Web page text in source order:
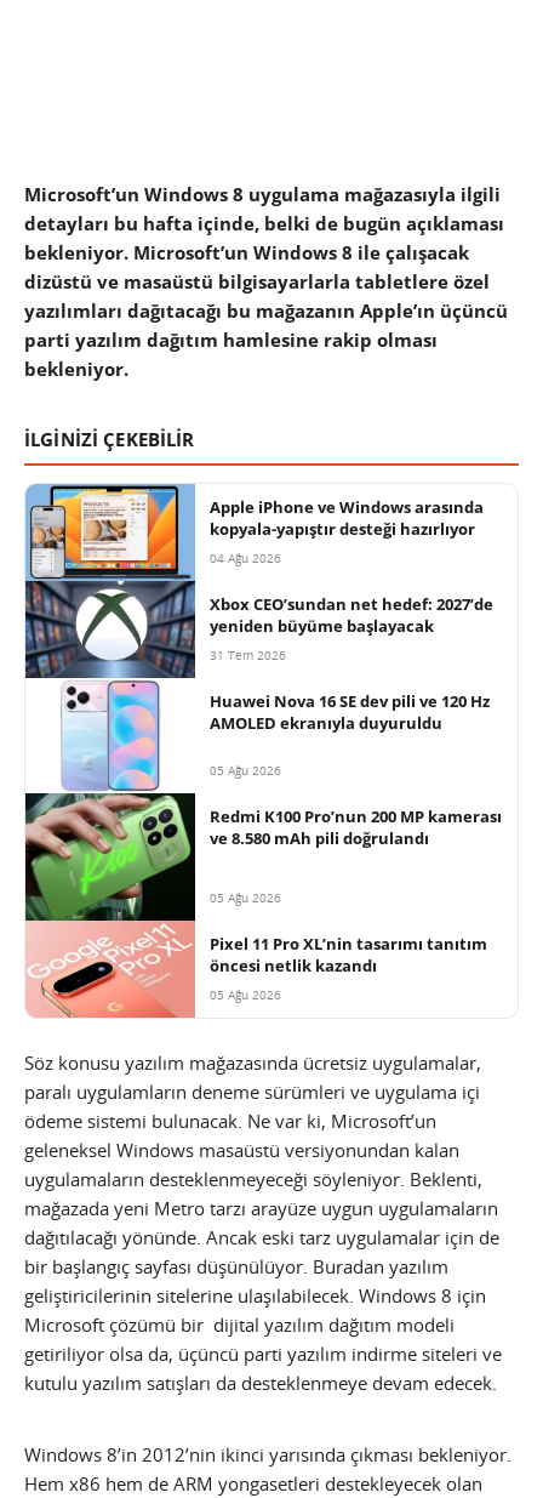
Microsoft’un Windows 8 uygulama mağazasıyla ilgili
detayları bu hafta içinde, belki de bugün açıklaması
bekleniyor. Microsoft’un Windows 8 ile çalışacak
dizüstü ve masaüstü bilgisayarlarla tabletlere özel
yazılımları dağıtacağı bu mağazanın Apple’ın üçüncü
parti yazılım dağıtım hamlesine rakip olması
bekleniyor.
İLGİNİZİ ÇEKEBİLİR
Apple iPhone ve Windows arasında
kopyala-yapıştır desteği hazırlıyor
04 Ağu 2026
Xbox CEO’sundan net hedef: 2027’de
yeniden büyüme başlayacak
31 Tem 2026
Huawei Nova 16 SE dev pili ve 120 Hz
AMOLED ekranıyla duyuruldu
05 Ağu 2026
Redmi K100 Pro’nun 200 MP kamerası
ve 8.580 mAh pili doğrulandı
05 Ağu 2026
Pixel 11 Pro XL’nin tasarımı tanıtım
öncesi netlik kazandı
05 Ağu 2026
Söz konusu yazılım mağazasında ücretsiz uygulamalar,
paralı uygulamların deneme sürümleri ve uygulama içi
ödeme sistemi bulunacak. Ne var ki, Microsoft’un
geleneksel Windows masaüstü versiyonundan kalan
uygulamaların desteklenmeyeceği söyleniyor. Beklenti,
mağazada yeni Metro tarzı arayüze uygun uygulamaların
dağıtılacağı yönünde. Ancak eski tarz uygulamalar için de
bir başlangıç sayfası düşünülüyor. Buradan yazılım
geliştiricilerinin sitelerine ulaşılabilecek. Windows 8 için
Microsoft çözümü bir dijital yazılım dağıtım modeli
getiriliyor olsa da, üçüncü parti yazılım indirme siteleri ve
kutulu yazılım satışları da desteklenmeye devam edecek.
Windows 8’in 2012’nin ikinci yarısında çıkması bekleniyor.
Hem x86 hem de ARM yongasetleri destekleyecek olan